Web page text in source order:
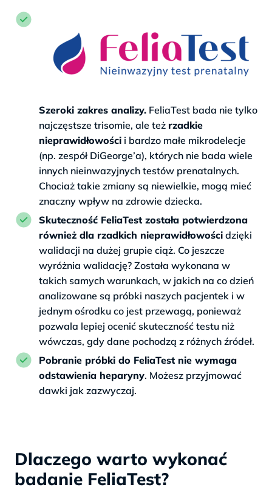
Szeroki zakres analizy. FeliaTest bada nie tylko
najczęstsze trisomie, ale też rzadkie
nieprawidłowości i bardzo małe mikrodelecje
(np. zespół DiGeorge’a), których nie bada wiele
innych nieinwazyjnych testów prenatalnych.
Chociaż takie zmiany są niewielkie, mogą mieć
znaczny wpływ na zdrowie dziecka.
Skuteczność FeliaTest została potwierdzona
również dla rzadkich nieprawidłowości dzięki
walidacji na dużej grupie ciąż. Co jeszcze
wyróżnia walidację? Została wykonana w
takich samych warunkach, w jakich na co dzień
analizowane są próbki naszych pacjentek i w
jednym ośrodku co jest przewagą, ponieważ
pozwala lepiej ocenić skuteczność testu niż
wówczas, gdy dane pochodzą z różnych źródeł.
Pobranie próbki do FeliaTest nie wymaga
odstawienia heparyny. Możesz przyjmować
dawki jak zazwyczaj.
Dlaczego warto wykonać
badanie FeliaTest?